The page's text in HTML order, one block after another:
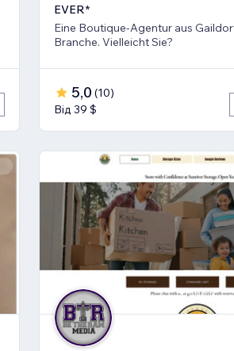
EVER*
Eine Boutique-Agentur aus
Branche. Vielleicht Sie?
5,0 (10)
Від 39 $